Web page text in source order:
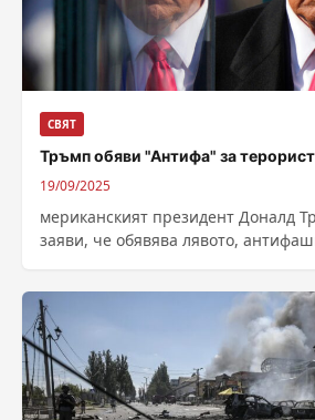
СВЯТ
Тръмп обяви "Антифа" за
19/09/2025
мериканският президент Доналд
заяви, че обявява лявото,
убийството на десния политически